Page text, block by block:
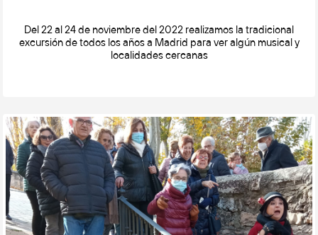
Del 22 al 24 de noviembre del 2022 realizamos la tradicional
excursión de todos los años a Madrid para ver algún musical y
localidades cercanas